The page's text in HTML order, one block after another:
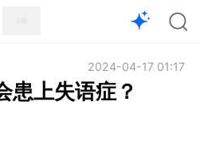
2024-04-17 01:17
患上失语症？